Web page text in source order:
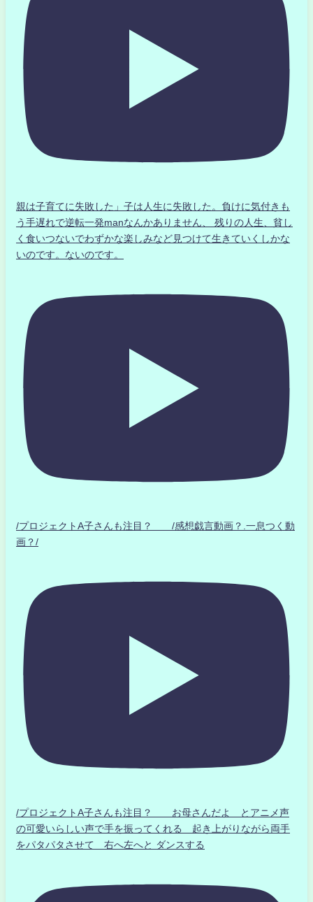
親は子育てに失敗した」子は人生に失敗した。負けに気付きも
う手遅れで逆転一発manなんかありません、 残りの人生、貧し
く食いつないでわずかな楽しみなど見つけて生きていくしかな
いのです。ないのです。
/プロジェクトA子さんも注目？ /感想戯言動画？.一息つく動
画？/
/プロジェクトA子さんも注目？ お母さんだよ とアニメ声
の可愛いらしい声で手を振ってくれる 起き上がりながら両手
をパタパタさせて 右へ左へと ダンスする